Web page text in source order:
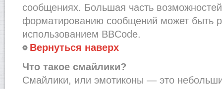
сообщениях. Большая часть
форматированию сообщений может быть
использованием BBCode.
Вернуться наверх
Что такое смайлики?
Смайлики, или эмотиконы — это